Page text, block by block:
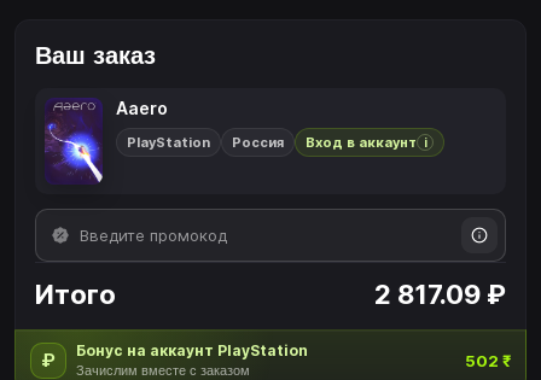
Ваш заказ
Aaero
PlayStation Россия Вход в аккаунт i
Итого 2 817.09 ₽
₽ Бонус на аккаунт PlayStation
Зачислим вместе с заказом
502 ₹